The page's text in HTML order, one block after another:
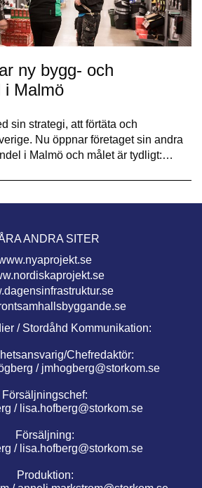
ny bygg- och
i Malmö
sin strategi, att förtäta och
Nu öppnar företaget sin andra
i Malmö och målet är tydligt:…
ANDRA SITER
/ Stordåhd Kommunikation:
Chefredaktör:
/ jmhogberg@storkom.se
Försäljningschef:
/ lisa.hofberg@storkom.se
Försäljning:
/ lisa.hofberg@storkom.se
Produktion: